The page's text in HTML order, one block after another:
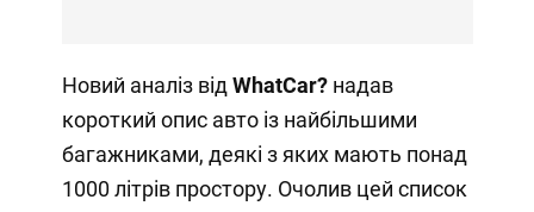
Новий аналіз від WhatCar? надав
короткий опис авто із найбільшими
багажниками, деякі з яких мають понад
1000 літрів простору. Очолив цей список